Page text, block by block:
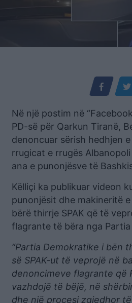
Në një postim në
PD-së për Qarkun Tiranë,
denoncuar sërish hedhjen
rrugicat e rrugës
ana e punonjësve të
Këlliçi ka publikuar videon
punonjësit dhe makineritë
bërë thirrje SPAK që të
flagrante të bëra nga
“Partia Demokratike i bën
së SPAK-ut të veprojë në
denoncimeve flagrante që
vazhdojë të bëjë, në
dhe një procesi zgjedhor të